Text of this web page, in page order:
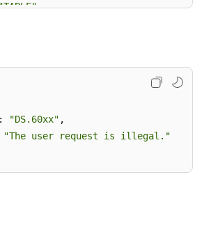
,
: "DS.60xx" ,
"The user request is illegal."